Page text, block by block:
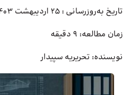
تاریخ به‌روزرسانی : 25 اردیبهشت 1403
زمان مطالعه: ۹ دقیقه
نویسنده: تحریریه سپیدار